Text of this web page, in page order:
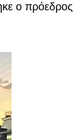
ο πρόεδρος